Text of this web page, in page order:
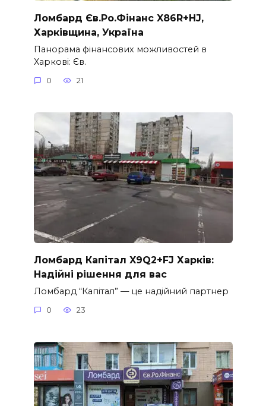
Ломбард Єв.Ро.Фінанс X86R+HJ,
Харківщина, Україна
Панорама фінансових можливостей в
Харкові: Єв.
0 21
Ломбард Капітал X9Q2+FJ Харків:
Надійні рішення для вас
Ломбард “Капітал” — це надійний партнер
0 23